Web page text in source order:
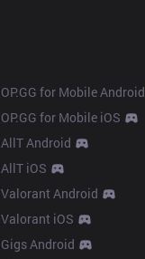
OP.GG for Mobile Android
OP.GG for Mobile iOS
AllT Android
AllT iOS
Valorant Android
Valorant iOS
Gigs Android